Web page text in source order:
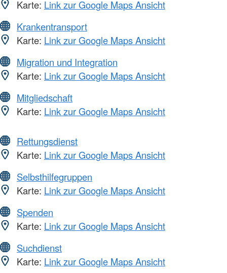
Karte: Link zur Google Maps Ansicht
Krankentransport
Karte: Link zur Google Maps Ansicht
Migration und Integration
Karte: Link zur Google Maps Ansicht
Mitgliedschaft
Karte: Link zur Google Maps Ansicht
Rettungsdienst
Karte: Link zur Google Maps Ansicht
Selbsthilfegruppen
Karte: Link zur Google Maps Ansicht
Spenden
Karte: Link zur Google Maps Ansicht
Suchdienst
Karte: Link zur Google Maps Ansicht